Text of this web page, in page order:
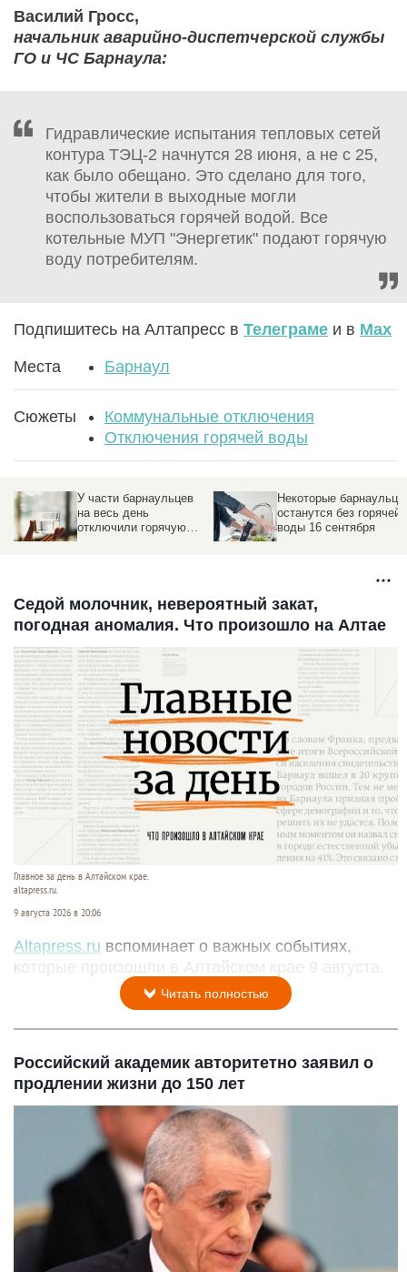
Василий Гросс,
начальник аварийно-диспетчерской службы
ГО и ЧС Барнаула:
Гидравлические испытания тепловых сетей
контура ТЭЦ-2 начнутся 28 июня, а не с 25,
как было обещано. Это сделано для того,
чтобы жители в выходные могли
воспользоваться горячей водой. Все
котельные МУП "Энергетик" подают горячую
воду потребителям.
Подпишитесь на Алтапресс в Телеграме и в Max
Места Барнаул
Сюжеты
Коммунальные отключения
Отключения горячей воды
У части барнаульцев
на весь день
отключили горячую
Некоторые барнаульцы
останутся без горячей
воды 16 сентября
Седой молочник, невероятный закат,
погодная аномалия. Что произошло на Алтае
Главное за день в Алтайском крае.
altapress.ru.
9 августа 2026 в 20:06
Altapress.ru вспоминает о важных событиях,
которые произошли в Алтайском крае 9 августа.
Читать полностью
Российский академик авторитетно заявил о
продлении жизни до 150 лет